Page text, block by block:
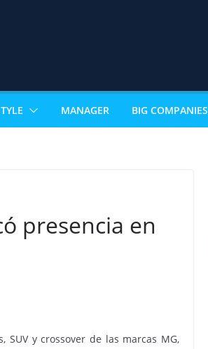
MANAGER BIG COMPANIES
presencia en
y crossover de las marcas MG,